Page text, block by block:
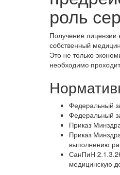
роль
Получение лицензии
собственный
Это не только
необходимо
Федеральный
Федеральный
Приказ
Приказ
выполнению
СанПиН
медицинскую